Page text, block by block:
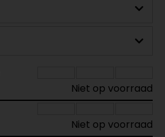
Niet op voorraad
Niet op voorraad